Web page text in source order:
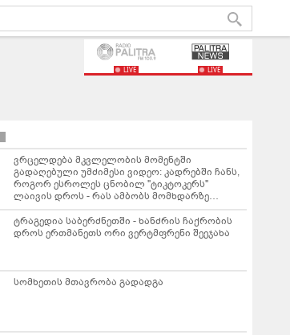
LIVE LIVE
ვრცელდება მკვლელობის მომენტში
გადაღებული უმძიმესი ვიდეო: კადრებში ჩანს,
როგორ ესროლეს ცნობილ "ტიკტოკერს"
ლაივის დროს - რას ამბობს მომხდარზე
მექსიკის პოლიცია
ტრაგედია საბერძნეთში - ხანძრის ჩაქრობის
დროს ერთმანეთს ორი ვერტმფრენი შეეჯახა
სომხეთის მთავრობა გადადგა